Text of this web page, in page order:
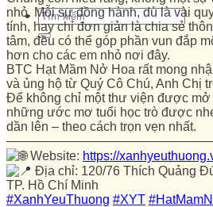
nhỏ. Mỗi sự đồng hành, dù là vài
tính, hay chỉ đơn giản là chia sẻ
tâm, đều có thể góp phần vun đắp
hơn cho các em nhỏ nơi đây.
BTC Hạt Mầm Nở Hoa rất mong
và ủng hộ từ Quý Cô Chú, Anh Chị
Để không chỉ một thư viện được mở
những ước mơ tuổi học trò được
dần lên – theo cách trọn vẹn nhất.
Website: https://
Địa chỉ: 120/76 Thích Quảng
TP. Hồ Chí Minh
#XanhYeuThuong #XYT